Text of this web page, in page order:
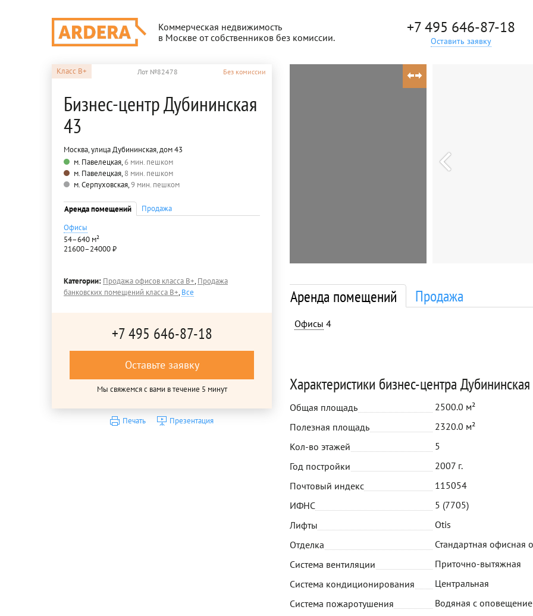
Коммерческая недвижимость
в Москве от собственников без комиссии.
+7 495 646-87-18
Оставить заявку
Класс B+ Лот №82478 Без комиссии
Бизнес-центр Дубининская
43
Москва, улица Дубининская, дом 43
м. Павелецкая,6 мин. пешком
м. Павелецкая,8 мин. пешком
м. Серпуховская,9 мин. пешком
Аренда помещений
Продажа
Офисы
54–640 м²
21600–24000 ₽
Категории: Продажа офисов класса B+,Продажа
банковских помещений класса B+,Все
+7 495 646-87-18
Оставьте заявку
Мы свяжемся с вами в течение 5 минут
Печать Презентация
Аренда помещений Продажа
Офисы 4
Характеристики бизнес-центра
Общая площадь
2500.0 м²
Полезная площадь
2320.0 м²
Кол-во этажей
5
Год постройки
2007 г.
Почтовый индекс
115054
ИФНС
5 (7705)
Лифты
Otis
Отделка
Стандартная офисная
Система вентиляции
Приточно-вытяжная
Система кондиционирования
Центральная
Система пожаротушения
Водяная с